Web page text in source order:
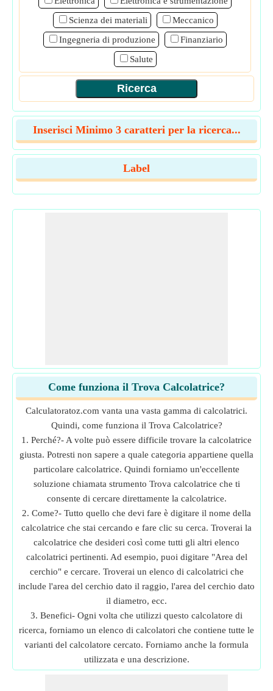
Scienza dei materiali
Meccanico
Ingegneria di produzione
Finanziario
Salute
Inserisci Minimo 3 caratteri per la ricerca...
Label
Come funziona il Trova Calcolatrice?
Calculatoratoz.com vanta una vasta gamma di calcolatrici.
Quindi, come funziona il Trova Calcolatrice?
1. Perché?- A volte può essere difficile trovare la calcolatrice
giusta. Potresti non sapere a quale categoria appartiene quella
particolare calcolatrice. Quindi forniamo un'eccellente
soluzione chiamata strumento Trova calcolatrice che ti
consente di cercare direttamente la calcolatrice.
2. Come?- Tutto quello che devi fare è digitare il nome della
calcolatrice che stai cercando e fare clic su cerca. Troverai la
calcolatrice che desideri così come tutti gli altri elenco
calcolatrici pertinenti. Ad esempio, puoi digitare "Area del
cerchio" e cercare. Troverai un elenco di calcolatrici che
include l'area del cerchio dato il raggio, l'area del cerchio dato
il diametro, ecc.
3. Benefici- Ogni volta che utilizzi questo calcolatore di
ricerca, forniamo un elenco di calcolatori che contiene tutte le
varianti del calcolatore cercato. Forniamo anche la formula
utilizzata e una descrizione.